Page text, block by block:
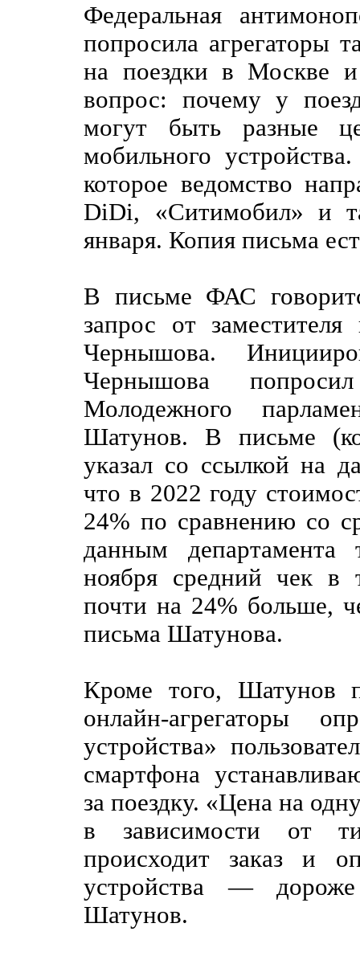
Федеральная
попросила агрегаторы
на поездки в Москве
вопрос: почему у
могут быть разные
мобильного
которое ведомство
DiDi, «Ситимобил» и
января. Копия письма
В письме ФАС
запрос от
Чернышова.
Чернышова
Молодежного
Шатунов. В письме
указал со ссылкой на
что в 2022 году
24% по сравнению со
данным
ноября средний чек в
почти на 24% больше,
письма Шатунова.
Кроме того, Шатунов
онлайн-агрегаторы
устройства»
смартфона
за поездку. «Цена на
в зависимости от
происходит заказ и
устройства —
Шатунов.